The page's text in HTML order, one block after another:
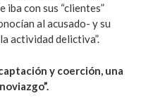
iba con sus “clientes”
al acusado- y su
actividad delictiva”.
y coerción, una